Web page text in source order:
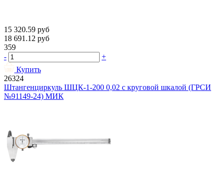
15 320.59 руб
18 691.12 руб
359
-
+
Купить
26324
Штангенциркуль ШЦК-1-200 0,02 с круговой шкалой (ГРСИ
№91149-24) МИК